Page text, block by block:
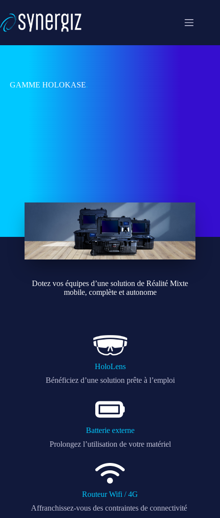
contenu
GAMME HOLOKASE.
Dotez vos équipes d’une solution de Réalité Mixte
mobile, complète et autonome
HoloLens
Bénéficiez d’une solution prête à l’emploi
Batterie externe
Prolongez l’utilisation de votre matériel
Routeur Wifi / 4G
Affranchissez-vous des contraintes de connectivité